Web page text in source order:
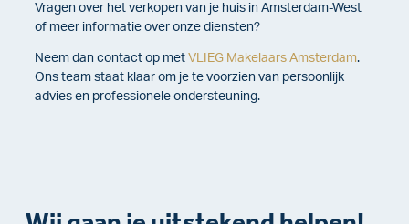
Vragen over het verkopen van je huis in Amsterdam-West
of meer informatie over onze diensten?
Neem dan contact op met VLIEG Makelaars Amsterdam.
Ons team staat klaar om je te voorzien van persoonlijk
advies en professionele ondersteuning.